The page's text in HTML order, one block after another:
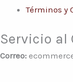
Términos y
Servicio al
Correo: